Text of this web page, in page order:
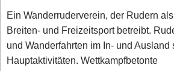
Ein Wanderruderverein, der Rudern
Breiten- und Freizeitsport betreibt.
und Wanderfahrten im In- und Ausland
Hauptaktivitäten. Wettkampfbetonte